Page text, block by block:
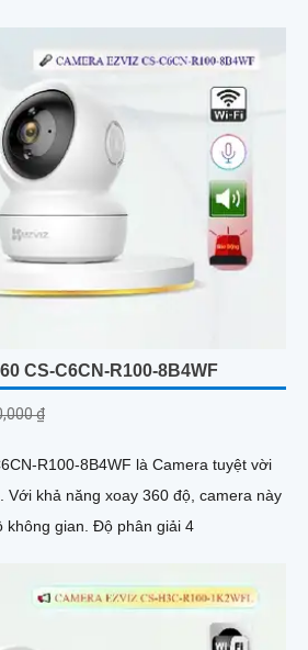
CS-C6CN-R100-8B4WF
₫
R100-8B4WF là Camera tuyệt vời
có thể quan sát toàn bộ không gian. Độ phân giải 4